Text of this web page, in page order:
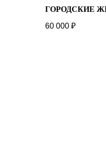
ГОРОДСКИЕ
60 000 ₽